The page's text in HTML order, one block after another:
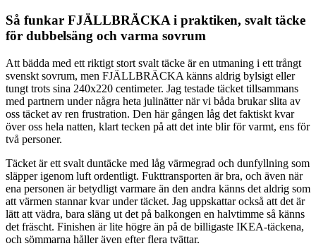
Så funkar FJÄLLBRÄCKA i praktiken, svalt täcke
för dubbelsäng och varma sovrum
Att bädda med ett riktigt stort svalt täcke är en utmaning i ett trångt
svenskt sovrum, men FJÄLLBRÄCKA känns aldrig bylsigt eller
tungt trots sina 240x220 centimeter. Jag testade täcket tillsammans
med partnern under några heta julinätter när vi båda brukar slita av
oss täcket av ren frustration. Den här gången låg det faktiskt kvar
över oss hela natten, klart tecken på att det inte blir för varmt, ens för
två personer.
Täcket är ett svalt duntäcke med låg värmegrad och dunfyllning som
släpper igenom luft ordentligt. Fukttransporten är bra, och även när
ena personen är betydligt varmare än den andra känns det aldrig som
att värmen stannar kvar under täcket. Jag uppskattar också att det är
lätt att vädra, bara släng ut det på balkongen en halvtimme så känns
det fräscht. Finishen är lite högre än på de billigaste IKEA-täckena,
och sömmarna håller även efter flera tvättar.